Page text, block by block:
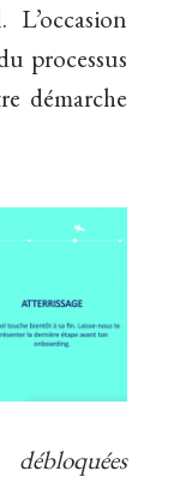
L’occasion
processus
démarche